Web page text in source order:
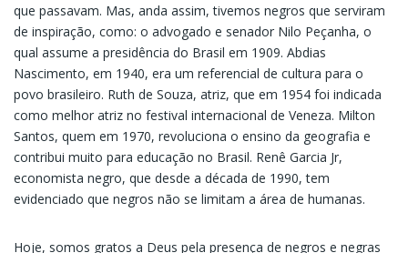
que passavam. Mas, anda assim, tivemos negros que serviram
de inspiração, como: o advogado e senador Nilo Peçanha, o
qual assume a presidência do Brasil em 1909. Abdias
Nascimento, em 1940, era um referencial de cultura para o
povo brasileiro. Ruth de Souza, atriz, que em 1954 foi indicada
como melhor atriz no festival internacional de Veneza. Milton
Santos, quem em 1970, revoluciona o ensino da geografia e
contribui muito para educação no Brasil. Renê Garcia Jr,
economista negro, que desde a década de 1990, tem
evidenciado que negros não se limitam a área de humanas.
Hoje, somos gratos a Deus pela presença de negros e negras